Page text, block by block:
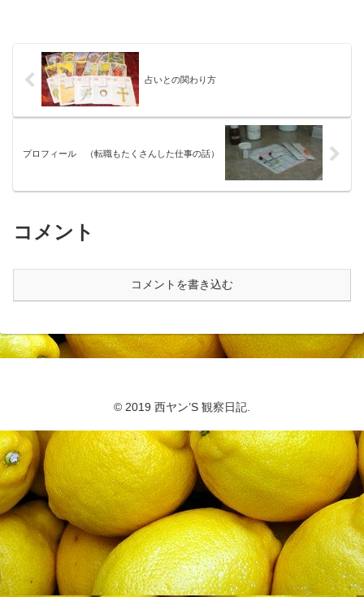
占いとの関わり方
プロフィール （転職もたくさんした仕事の話）
コメント
コメントを書き込む
© 2019 西ヤン’S 観察日記.